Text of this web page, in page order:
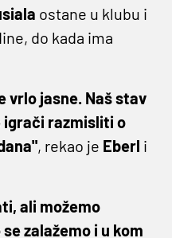
ostane u klubu i
do kada ima
vrlo jasne. Naš stav
igrači razmisliti o
, rekao je Eberl i
ali možemo
zalažemo i u kom